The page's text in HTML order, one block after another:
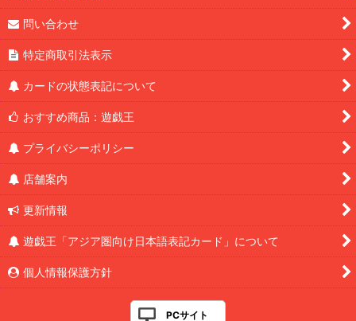
問い合わせ
特定商取引法表示
カードの状態表記について
おすすめ商品：遊戯王
プライバシーポリシー
店舗案内
更新情報
遊戯王「アジア圏向け日本語表記カード」について
個人情報保護方針
PCサイト